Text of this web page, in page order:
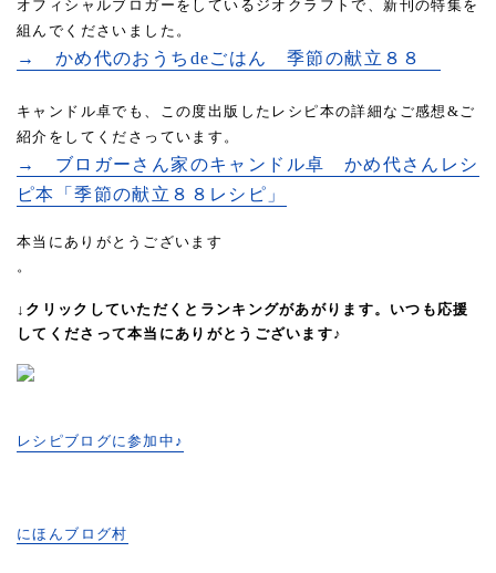
オフィシャルブロガーをしているジオクラフトで、新刊の特集を
組んでくださいました。
→ かめ代のおうちdeごはん 季節の献立８８
キャンドル卓でも、この度出版したレシピ本の詳細なご感想&ご
紹介をしてくださっています。
→ ブロガーさん家のキャンドル卓 かめ代さんレシ
ピ本「季節の献立８８レシピ」
本当にありがとうございます
。
↓クリックしていただくとランキングがあがります。いつも応援
してくださって本当にありがとうございます♪
レシピブログに参加中♪
にほんブログ村